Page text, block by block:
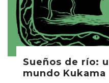
Sueños de río:
mundo Kukama